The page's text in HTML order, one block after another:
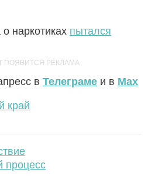
наркотиках пытался
в Телеграме и в Max
край
процесс